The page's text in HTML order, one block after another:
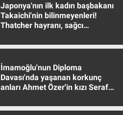
Japonya'nın ilk kadın başbakanı
Takaichi'nin bilinmeyenleri!
Thatcher hayranı, sağcı
İmamoğlu'nun Diploma
Davası'nda yaşanan korkunç
anları Ahmet Özer'in kızı Seraf